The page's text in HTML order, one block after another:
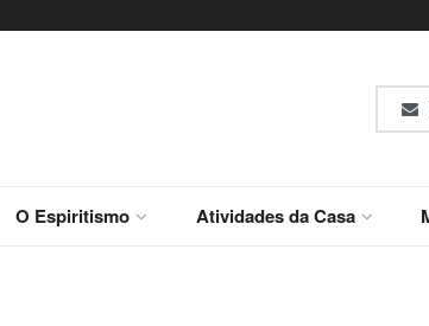
O Espiritismo Atividades da Casa